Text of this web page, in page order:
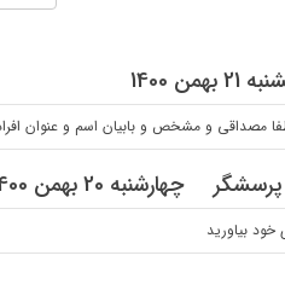
1400
مصداقی و مشخص و بابیان اسم و عنوان
چهارشنبه 20 بهمن 1400
بیاورید